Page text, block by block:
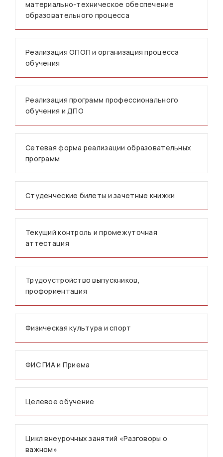
материально-техническое обеспечение
образовательного процесса
Реализация ОПОП и организация процесса
обучения
Реализация программ профессионального
обучения и ДПО
Сетевая форма реализации образовательных
программ
Студенческие билеты и зачетные книжки
Текущий контроль и промежуточная
аттестация
Трудоустройство выпускников,
профориентация
Физическая культура и спорт
ФИС ГИА и Приема
Целевое обучение
Цикл внеурочных занятий «Разговоры о
важном»